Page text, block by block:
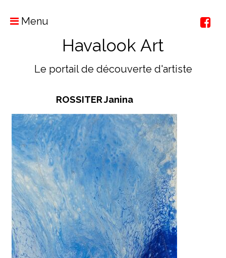
Menu
Havalook Art
Le portail de découverte d'artiste
ROSSITER Janina